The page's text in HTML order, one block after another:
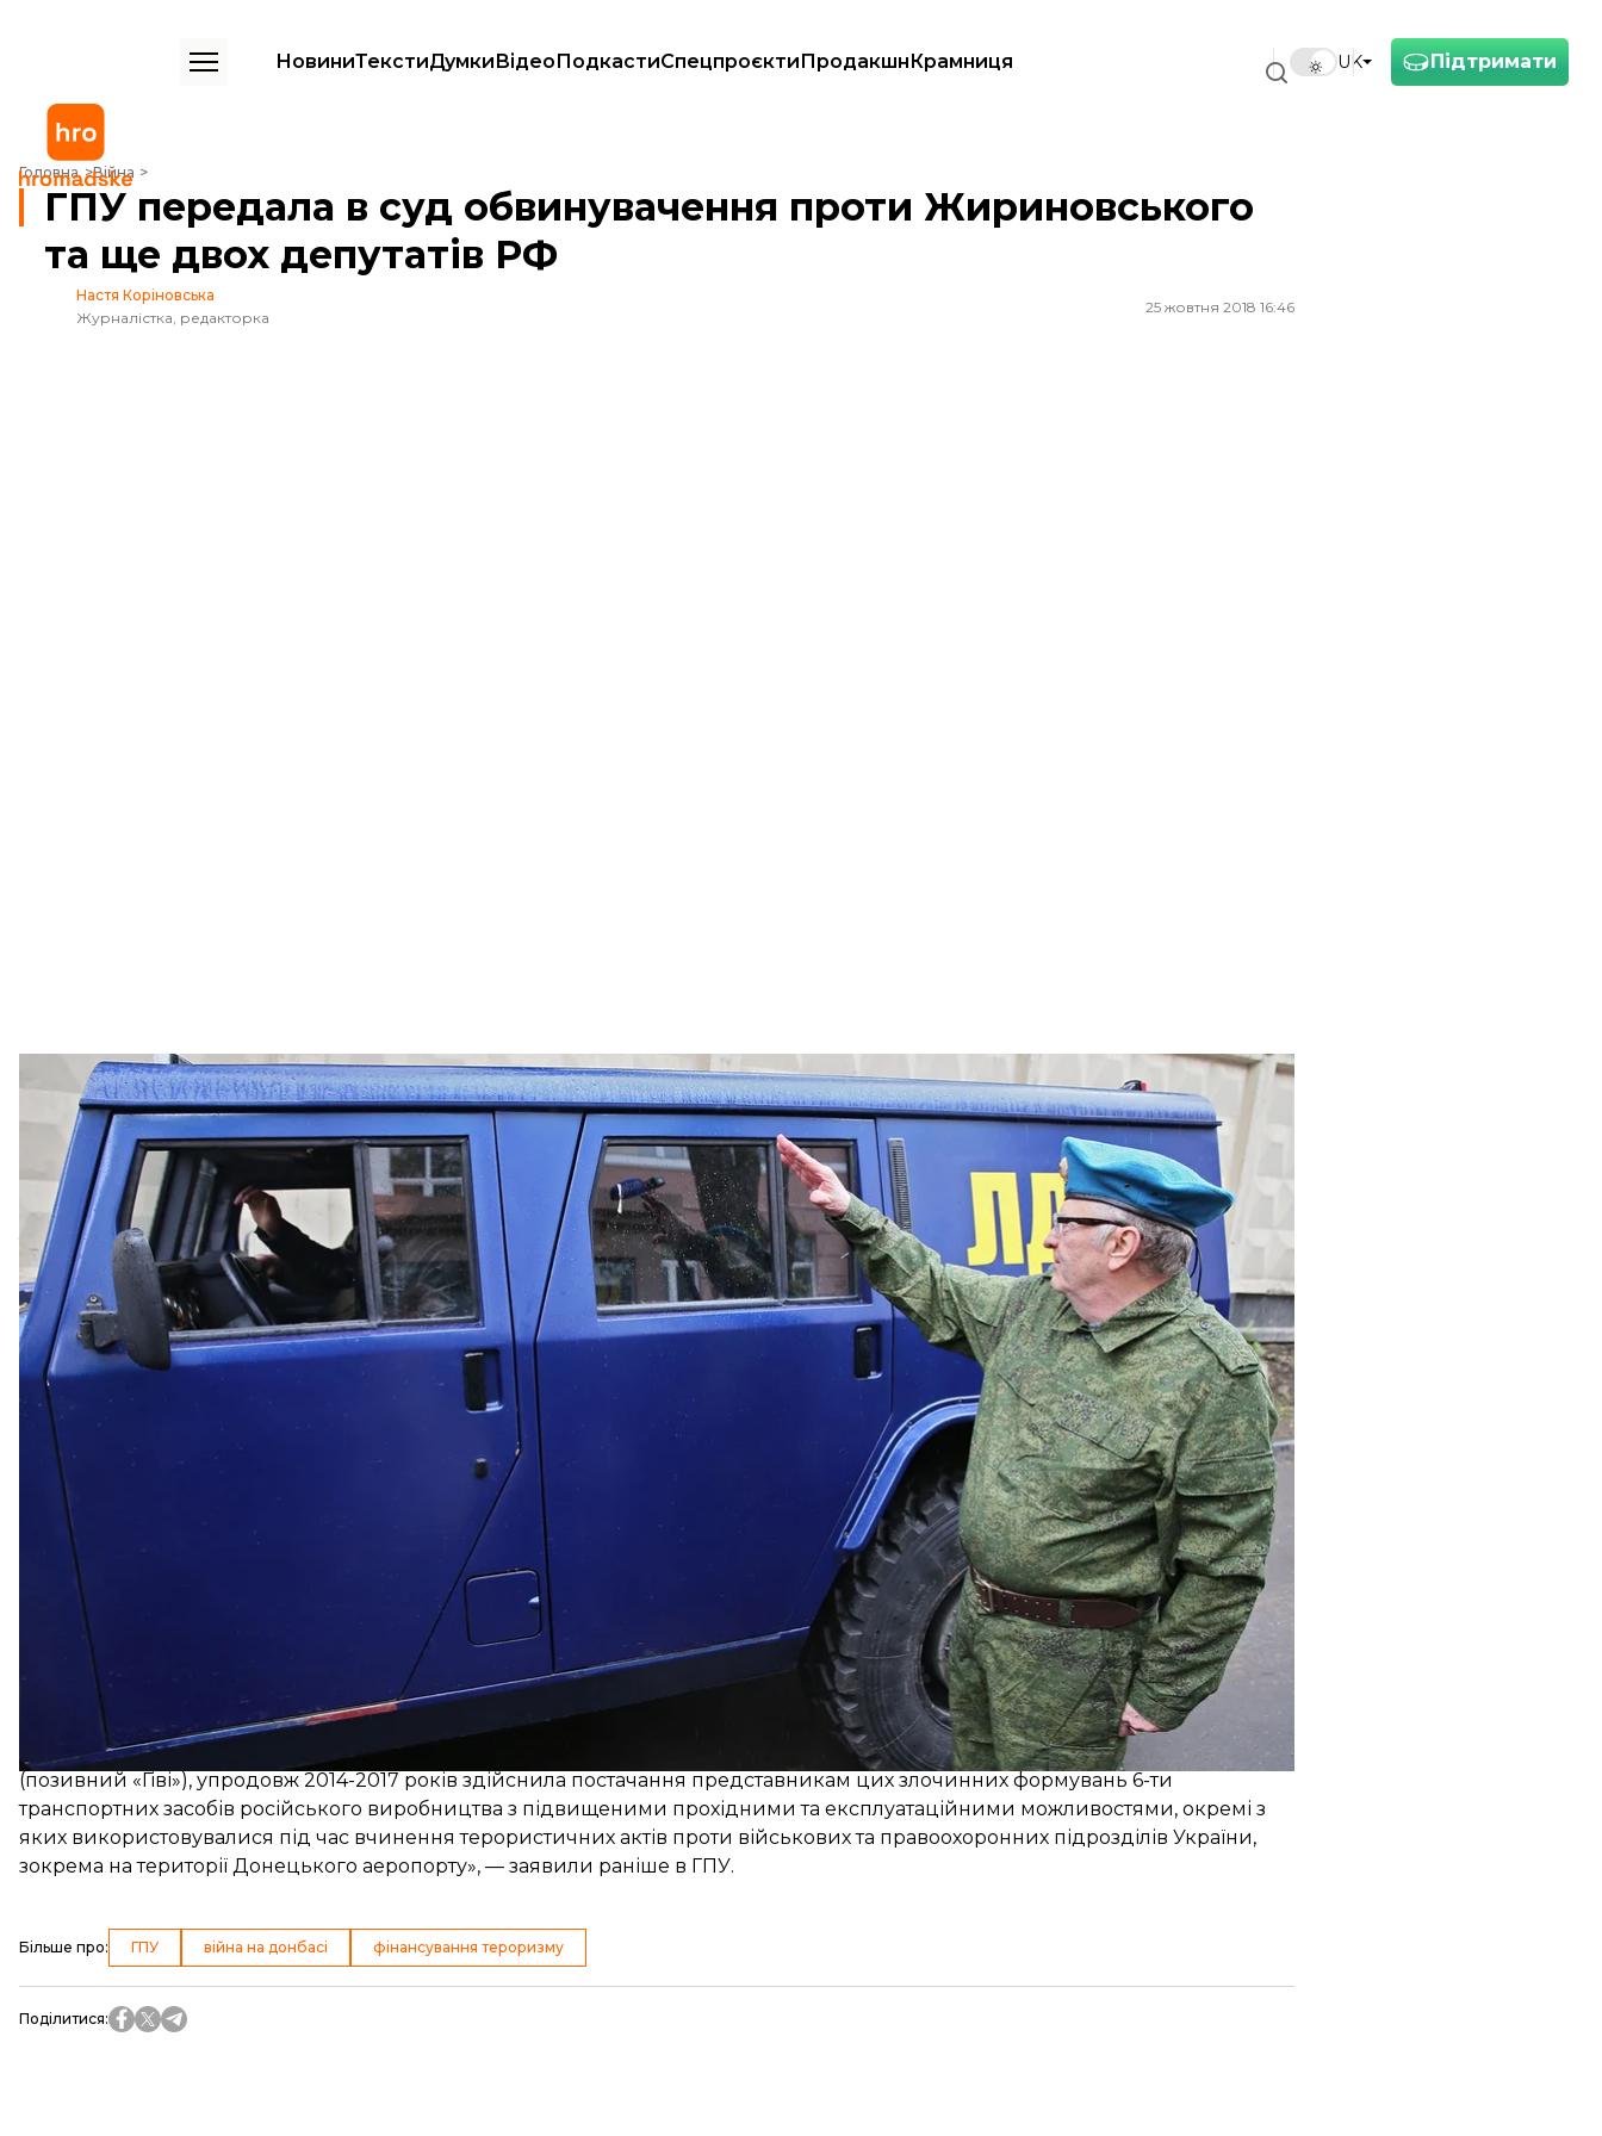
Підтримати
UK
НовиниТекстиДумкиВідеоПодкастиСпецпроєктиПродакшнКрамниця
Головна Війна
ГПУ передала в суд обвинувачення проти Жириновського та ще двох депутатів РФ
ГПУ передала в суд обвинувачення проти Жириновського
та ще двох депутатів РФ
Настя Коріновська
Журналістка, редакторка
25 жовтня 2018 16:46
Володимир Жириновський в Луганську, 2014 рік
ЕРА
Генеральна прокуратура України направила в суд обвинувальний акт щодо представників Державної думи Росії. Їх
обвинувачують у фінансуванні тероризму. Ідеться про Володимира Жириновського, Михайла Дєгтярьова та Олексія
Діденка.
Українське слідство звинувачує їх у фінансуванні та підтримці самоназваних «ЛНР» та «ДНР».
Так, Жириновський, перебуваючи на території Москви, у березні-квітні 2014 року створив та очолив організовану групу, до
складу якої увійшли окремі депутати Державної думи та члени Ліберально-демократичної партії Росії. Вони збирали кошти з
громадян РФ з метою профінансувати бойовиків. Також у ГПУ заявили, що
два депутати Держдуми у березні-червні 2014 року з метою фінансової підтримки бойовиків на Донбасі публічно закликали
громадян РФ до збору коштів.
«У подальшому за рахунок особисто внесеного майна та коштів, а також коштів, зібраних з громадян Російської Федерації,
вказана група під керівництвом В. Жириновського, на прохання очільника терористичної групи «Сомалі» М. Толстих
(позивний «Гіві»), упродовж 2014-2017 років здійснила постачання представникам цих злочинних формувань 6-ти
транспортних засобів російського виробництва з підвищеними прохідними та експлуатаційними можливостями, окремі з
яких використовувалися під час вчинення терористичних актів проти військових та правоохоронних підрозділів України,
зокрема на території Донецького аеропорту», — заявили раніше в ГПУ.
Більше про: ГПУ війна на донбасі фінансування тероризму
Поділитися: